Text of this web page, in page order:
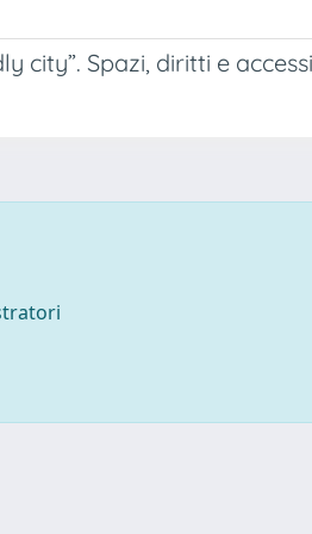
city”. Spazi, diritti e